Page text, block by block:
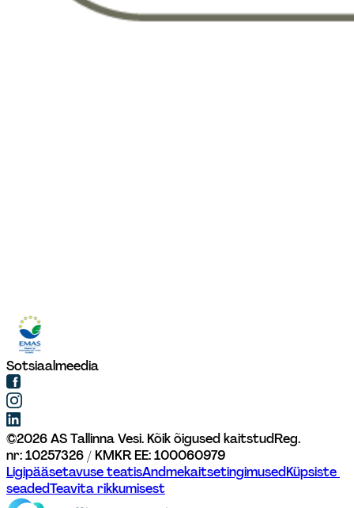
Sotsiaalmeedia
©2026AS Tallinna Vesi. Kõik õigused kaitstudReg.
nr: 10257326 / KMKR EE: 100060979
Ligipääsetavuse teatisAndmekaitsetingimusedKüpsiste
seadedTeavita rikkumisest